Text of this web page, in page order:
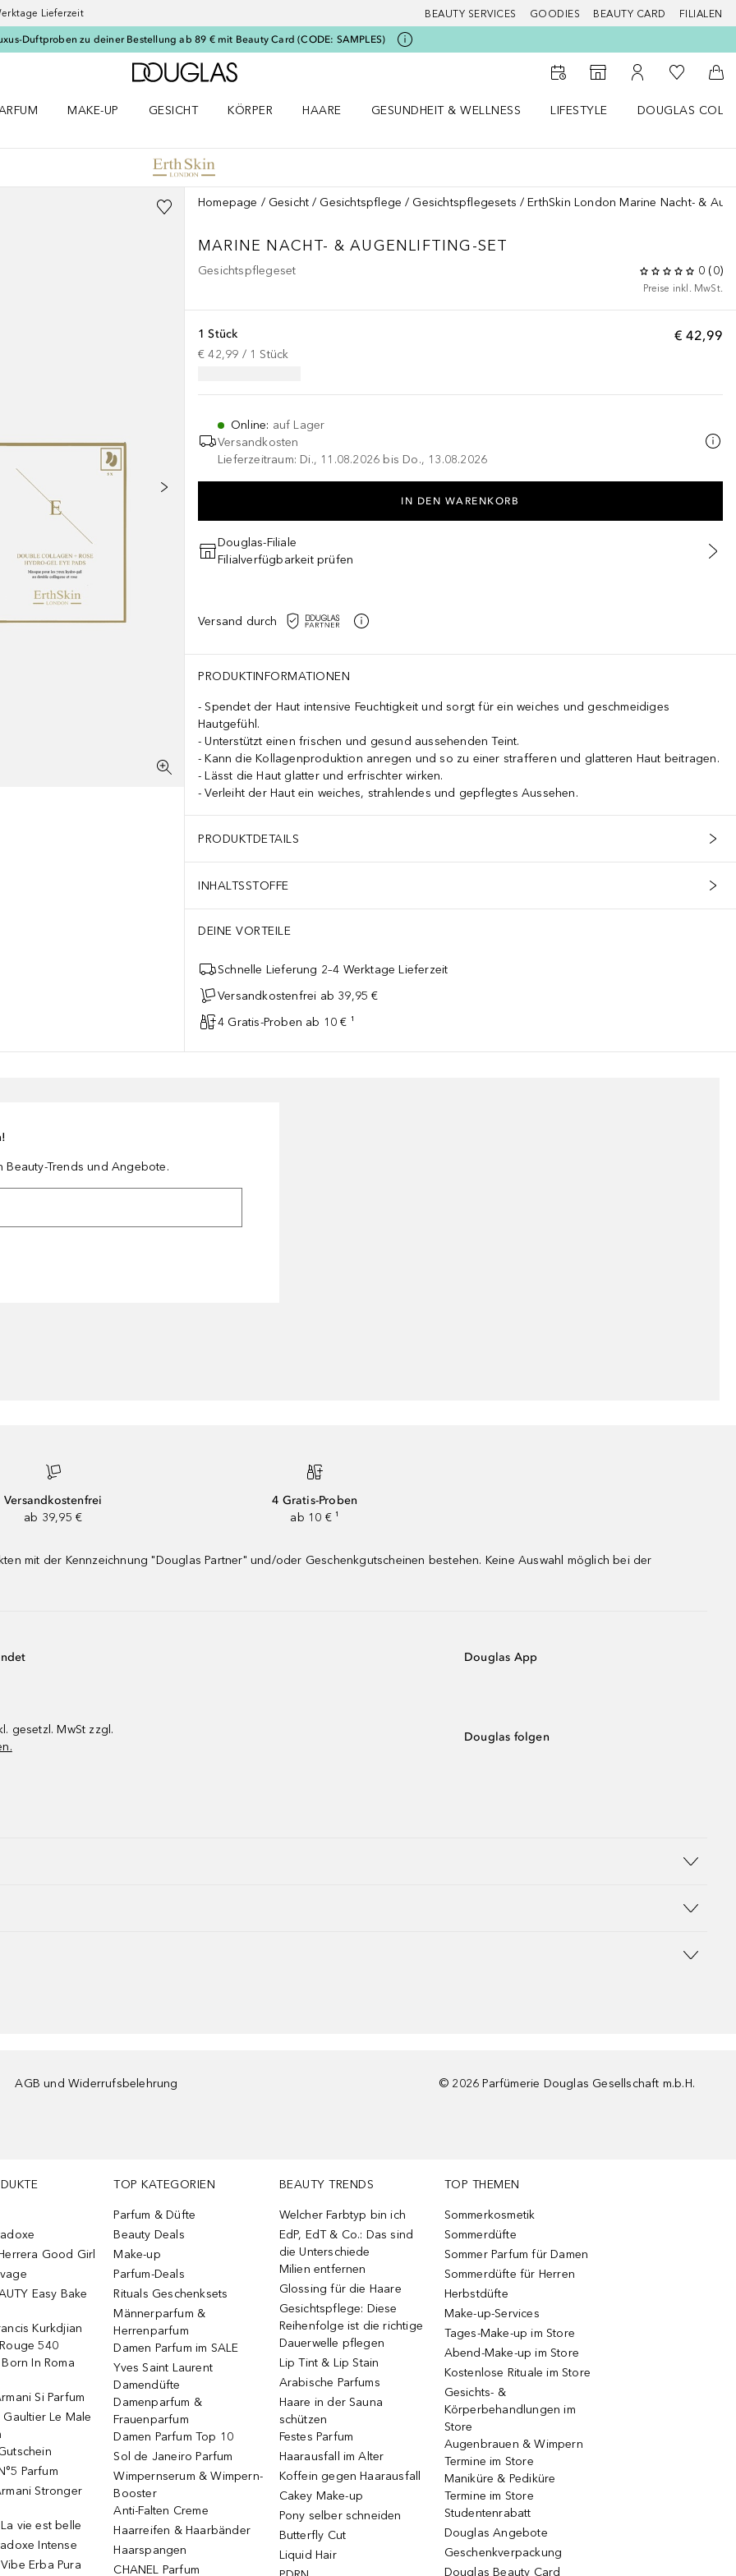
Lieferzeit BEAUTY SERVICES GOODIES BEAUTY CARD FILIALEN
Duftproben zu deiner Bestellung ab 89 € mit Beauty Card (CODE: SAMPLES)
Zur Douglas Startseite
Zum Storefinder
Zu Meinem
Zu Meiner
MAKE-UP
GESICHT
KÖRPER
HAARE
GESUNDHEIT & WELLNESS
LIFESTYLE
DOUGLAS
Homepage Gesicht Gesichtspflege Gesichtspflegesets ErthSkin London Marine Nacht- &
MARINE NACHT- & AUGENLIFTING-SET
Gesichtspflegeset 0 (0)
Preise inkl. MwSt.
€ 42,99
1 Stück
€ 42,99 / 1 Stück
Online: auf Lager
Versandkosten
Lieferzeitraum: Di., 11.08.2026 bis Do., 13.08.2026
IN DEN WARENKORB
Douglas-Filiale
Filialverfügbarkeit prüfen
Versand durch
PRODUKTINFORMATIONEN
Spendet der Haut intensive Feuchtigkeit und sorgt für ein weiches und geschmeidiges
Hautgefühl.
Unterstützt einen frischen und gesund aussehenden Teint.
Kann die Kollagenproduktion anregen und so zu einer strafferen und glatteren Haut beitragen.
Lässt die Haut glatter und erfrischter wirken.
Verleiht der Haut ein weiches, strahlendes und gepflegtes Aussehen.
PRODUKTDETAILS
INHALTSSTOFFE
Hautstruktur, Hautton und Festigkeit.* Reduziert feine Linien,
DEINE VORTEILE
Schnelle Lieferung 2–4 Werktage Lieferzeit
Versandkostenfrei ab 39,95 €
4 Gratis-Proben ab 10 € ¹
Trends und Angebote.
Versandkostenfrei
ab 39,95 €
4 Gratis-Proben
ab 10 € ¹
mit der Kennzeichnung "Douglas Partner" und/oder Geschenkgutscheinen bestehen. Keine Auswahl möglich bei der
gesetzl. MwSt zzgl.
Douglas App
Douglas folgen
AGB und Widerrufsbelehrung
© 2026 Parfümerie Douglas Gesellschaft m.b.H.
Good Girl
Easy Bake
Kurkdjian
540
In Roma
Si Parfum
Gaultier Le Male
Parfum
Stronger
vie est belle
Intense
Vibe Erba Pura
TOP KATEGORIEN
Parfum & Düfte
Beauty Deals
Make-up
Parfum-Deals
Rituals Geschenksets
Männerparfum &
Herrenparfum
Damen Parfum im SALE
Yves Saint Laurent
Damendüfte
Damenparfum &
Frauenparfum
Damen Parfum Top 10
Sol de Janeiro Parfum
Wimpernserum & Wimpern-
Booster
Anti-Falten Creme
Haarreifen & Haarbänder
Haarspangen
CHANEL Parfum
BEAUTY TRENDS
Welcher Farbtyp bin ich
EdP, EdT & Co.: Das sind
die Unterschiede
Milien entfernen
Glossing für die Haare
Gesichtspflege: Diese
Reihenfolge ist die richtige
Dauerwelle pflegen
Lip Tint & Lip Stain
Arabische Parfums
Haare in der Sauna
schützen
Festes Parfum
Haarausfall im Alter
Koffein gegen Haarausfall
Cakey Make-up
Pony selber schneiden
Butterfly Cut
Liquid Hair
TOP THEMEN
Sommerkosmetik
Sommerdüfte
Sommer Parfum für Damen
Sommerdüfte für Herren
Herbstdüfte
Make-up-Services
Tages-Make-up im Store
Abend-Make-up im Store
Kostenlose Rituale im Store
Gesichts- &
Körperbehandlungen im
Store
Augenbrauen & Wimpern
Termine im Store
Maniküre & Pediküre
Termine im Store
Studentenrabatt
Douglas Angebote
Geschenkverpackung
Douglas Beauty Card